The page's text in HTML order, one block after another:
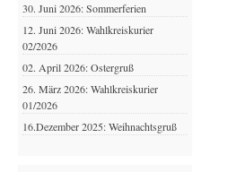
30. Juni 2026: Sommerferien
12. Juni 2026: Wahlkreiskurier
02/2026
02. April 2026: Ostergruß
26. März 2026: Wahlkreiskurier
01/2026
16.Dezember 2025: Weihnachtsgruß